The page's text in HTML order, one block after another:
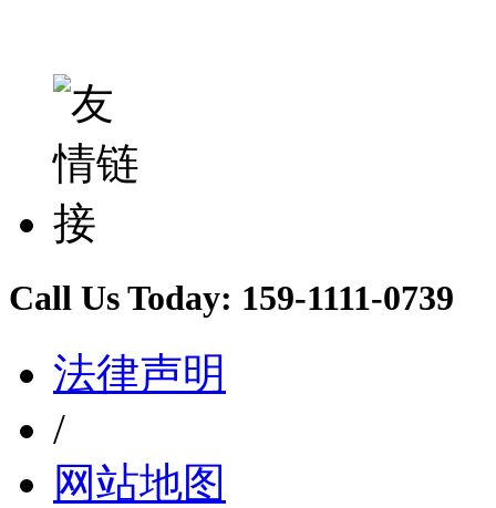
Call Us Today: 159-1111-0739
法律声明
/
网站地图